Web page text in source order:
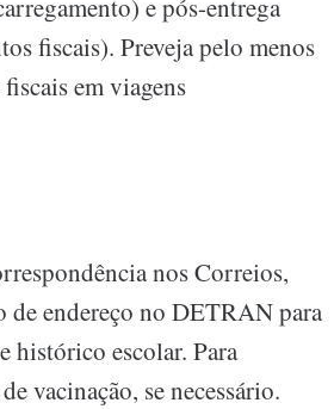
e pós-entrega
fiscais). Preveja pelo menos
em viagens
nos Correios,
de endereço no DETRAN para
histórico escolar. Para
vacinação, se necessário.